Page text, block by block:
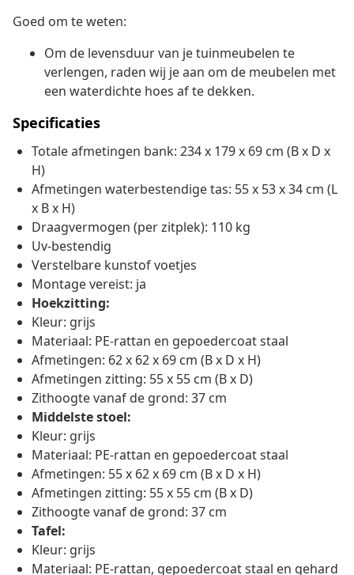
Goed om te weten:
Om de levensduur van je tuinmeubelen te
verlengen, raden wij je aan om de meubelen met
een waterdichte hoes af te dekken.
Specificaties
Totale afmetingen bank: 234 x 179 x 69 cm (B x D x
H)
Afmetingen waterbestendige tas: 55 x 53 x 34 cm (L
x B x H)
Draagvermogen (per zitplek): 110 kg
Uv-bestendig
Verstelbare kunstof voetjes
Montage vereist: ja
Hoekzitting:
Kleur: grijs
Materiaal: PE-rattan en gepoedercoat staal
Afmetingen: 62 x 62 x 69 cm (B x D x H)
Afmetingen zitting: 55 x 55 cm (B x D)
Zithoogte vanaf de grond: 37 cm
Middelste stoel:
Kleur: grijs
Materiaal: PE-rattan en gepoedercoat staal
Afmetingen: 55 x 62 x 69 cm (B x D x H)
Afmetingen zitting: 55 x 55 cm (B x D)
Zithoogte vanaf de grond: 37 cm
Tafel:
Kleur: grijs
Materiaal: PE-rattan, gepoedercoat staal en gehard